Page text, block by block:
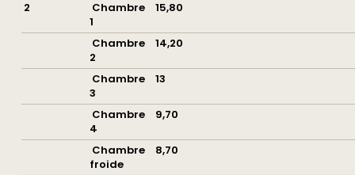
2
Chambre
1
15,80
Chambre
2
14,20
Chambre
3
13
Chambre
4
9,70
Chambre
froide
8,70